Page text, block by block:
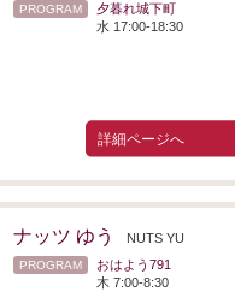
PROGRAM
夕暮れ城下町
水 17:00-18:30
詳細ページへ
ナッツ ゆう NUTS YU
PROGRAM
おはよう791
木 7:00-8:30